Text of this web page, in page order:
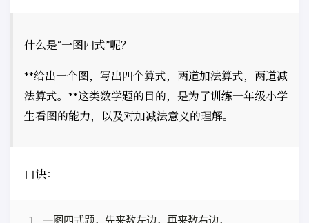
什么是“一图四式”呢？
**给出一个图，写出四个算式，两道加法算式，两道减
法算式。**这类数学题的目的，是为了训练一年级小学
生看图的能力，以及对加减法意义的理解。
口诀：